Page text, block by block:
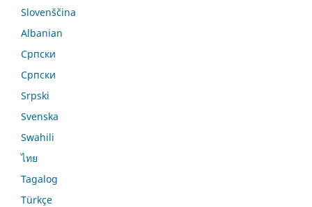
Slovenščina
Albanian
Српски
Српски
Srpski
Svenska
Swahili
ไทย
Tagalog
Türkçe